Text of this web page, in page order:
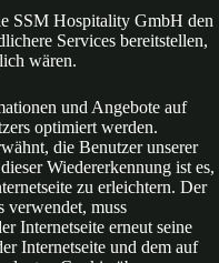
SSM Hospitality GmbH den
Services bereitstellen,
wären.
und Angebote auf
optimiert werden.
die Benutzer unserer
Wiedererkennung ist es,
zu erleichtern. Der
verwendet, muss
Internetseite erneut seine
Internetseite und dem auf